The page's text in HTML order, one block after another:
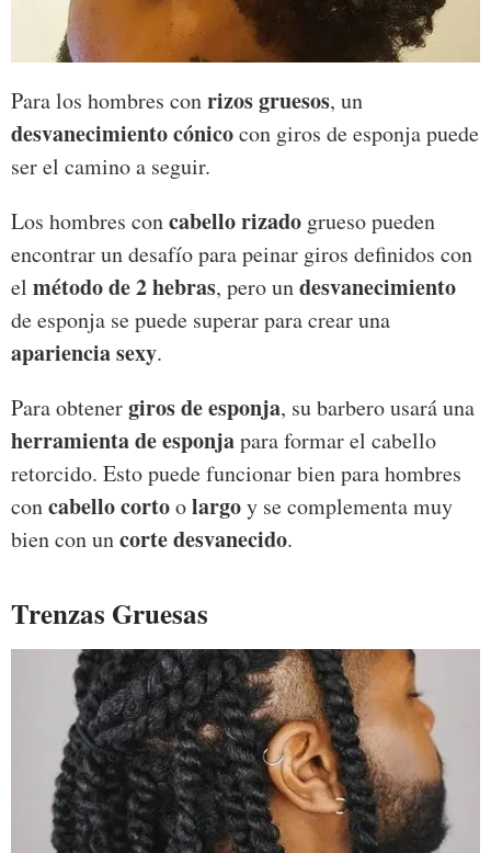
Para los hombres conrizos gruesos, un
desvanecimiento cónicocon giros de esponja puede
ser el camino a seguir.
Los hombres concabello rizado grueso pueden
encontrar un desafío para peinar giros definidos con
el método de 2 hebras, pero undesvanecimiento
de esponja se puede superar para crear una
apariencia sexy.
Para obtenergiros de esponja, su barbero usará una
herramienta de esponjapara formar el cabello
retorcido. Esto puede funcionar bien para hombres
concabello cortoolargoy se complementa muy
bien con uncorte desvanecido.
Trenzas Gruesas